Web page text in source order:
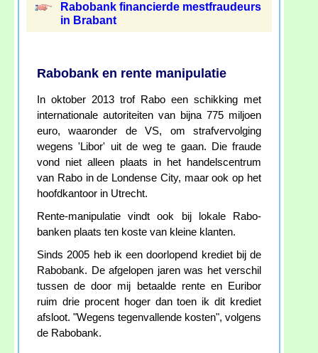
Rabobank financierde mestfraudeurs
in Brabant
Rabobank en rente manipulatie
In oktober 2013 trof Rabo een schikking met
internationale autoriteiten van bijna 775 miljoen
euro, waaronder de VS, om strafvervolging
wegens 'Libor' uit de weg te gaan. Die fraude
vond niet alleen plaats in het handelscentrum
van Rabo in de Londense City, maar ook op het
hoofdkantoor in Utrecht.
Rente-manipulatie vindt ook bij lokale Rabo-
banken plaats ten koste van kleine klanten.
Sinds 2005 heb ik een doorlopend krediet bij de
Rabobank. De afgelopen jaren was het verschil
tussen de door mij betaalde rente en Euribor
ruim drie procent hoger dan toen ik dit krediet
afsloot. "Wegens tegenvallende kosten", volgens
de Rabobank.